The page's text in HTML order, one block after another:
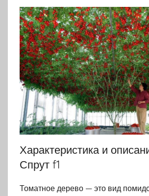
Характеристика и
Спрут f1
Томатное дерево — это вид